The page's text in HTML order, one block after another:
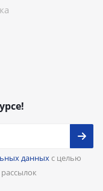
данныхс целью